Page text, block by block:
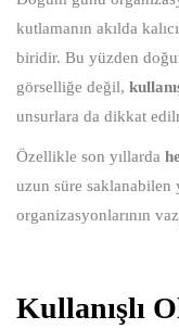
kutlamanın akılda
biridir. Bu yüzden
görselliğe değil,
unsurlara da dikkat
Özellikle son yıllarda
uzun süre saklanabilen
organizasyonlarının
Kullanışlı